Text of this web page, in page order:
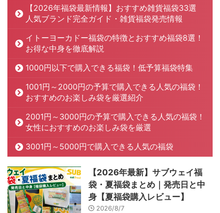
【2026年福袋最新情報】おすすめ雑貨福袋33選
人気ブランド完全ガイド・雑貨福袋発売情報
イトーヨーカドー福袋の特徴とおすすめ福袋8選！
お得な中身を徹底解説
1000円以下で購入できる福袋！低予算福袋特集
1001円～2000円の予算で購入できる人気の福袋！
おすすめのお楽しみ袋を厳選紹介
2001円～3000円の予算で購入できる人気の福袋！
女性におすすめのお楽しみ袋を厳選
3001円～5000円で購入できる人気の福袋
【2026年最新】サブウェイ福
袋・夏福袋まとめ｜発売日と中
身【夏福袋購入レビュー】
2026/8/7